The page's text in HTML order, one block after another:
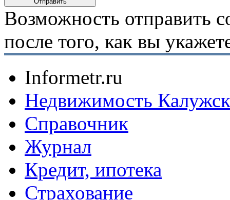
Возможность отправить
после того, как вы
Informetr.ru
Недвижимость
Справочник
Журнал
Кредит, ипотека
Страхование